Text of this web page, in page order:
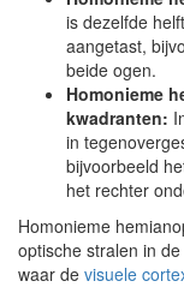
is dezelfde
aangetast,
beide ogen.
Homonieme
kwadranten:
in
bijvoorbeeld
het rechter
Homonieme
optische stralen in
waar de visuele